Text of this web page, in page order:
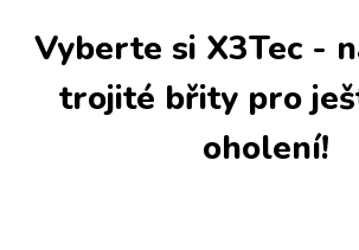
Vyberte si X3Tec -
trojité břity pro
oholení!